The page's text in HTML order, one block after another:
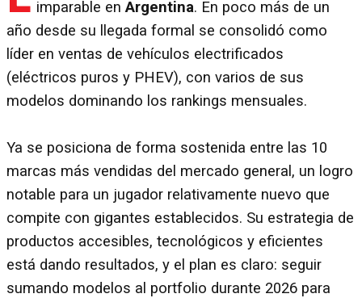
imparable enArgentina. En poco más de un
año desde su llegada formal se consolidó como
líder en ventas de vehículos electrificados
(eléctricos puros y PHEV), con varios de sus
modelos dominando los rankings mensuales.
Ya se posiciona de forma sostenida entre las 10
marcas más vendidas del mercado general, un logro
notable para un jugador relativamente nuevo que
compite con gigantes establecidos. Su estrategia de
productos accesibles, tecnológicos y eficientes
está dando resultados, y el plan es claro: seguir
sumando modelos al portfolio durante 2026 para